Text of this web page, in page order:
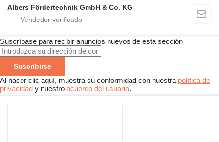
Albers Fördertechnik GmbH & Co. KG
Suscríbase para recibir anuncios nuevos de esta sección
Suscribirse
Al hacer clic aquí, muestra su conformidad con nuestra política de
privacidad y nuestro acuerdo del usuario.